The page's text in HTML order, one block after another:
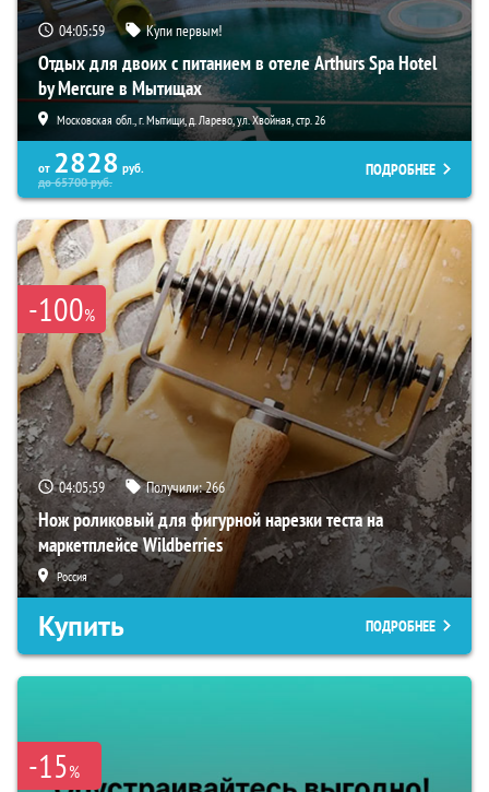
04:05:58 Купи первым!
Отдых для двоих с питанием в отеле Arthurs Spa Hotel
by Mercure в Мытищах
Московская обл., г. Мытищи, д. Ларево, ул. Хвойная, стр. 26
от 2828 руб.
до65700руб.
ПОДРОБНЕЕ
-100%
04:05:58 Получили:266
Нож роликовый для фигурной нарезки теста на
маркетплейсе Wildberries
Россия
Купить ПОДРОБНЕЕ
-15%